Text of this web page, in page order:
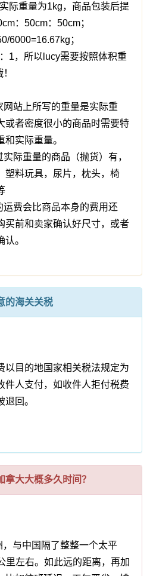
际重量为1kg，商品包装后提
：50cm：50cm；
6000=16.67kg；
1，所以lucy需要按照体积重
站上所写的重量是实际重
或者密度很小的商品时需要特
实际重量。
际重量的商品（抛货）有，
塑料玩具，尿片，枕头，椅
费会比商品本身的费用还
买前和卖家确认好尺寸，或者
。
的海关关税
以目的地国家相关税法规定为
件人支付，如收件人拒付税费
回。
大大概多久时间？
与中国隔了整整一个太平
里左右。如此远的距离，再加